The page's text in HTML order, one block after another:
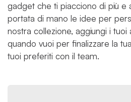
gadget che ti piacciono di più e
portata di mano le idee per
nostra collezione, aggiungi i
quando vuoi per finalizzare la
tuoi preferiti con il team.